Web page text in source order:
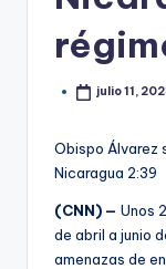
julio 11,
Obispo Álvarez
Nicaragua 2:39
(CNN) — Unos
de abril a junio
amenazas de